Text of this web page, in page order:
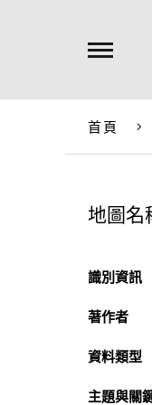
首頁
地圖名
識別資訊
著作者
資料類型
主題與關